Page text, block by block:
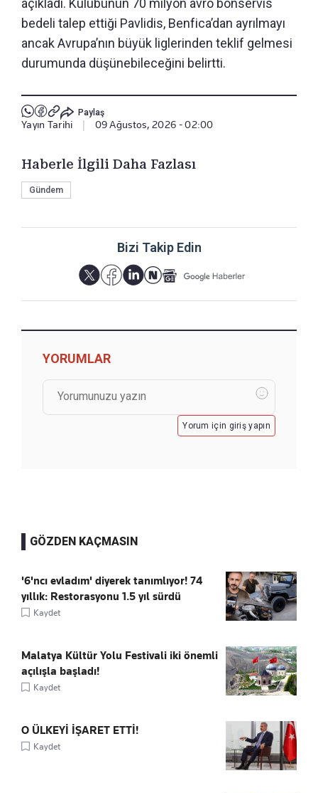
açıkladı. Kulübünün 70 milyon avro bonservis
bedeli talep ettiği Pavlidis, Benfica’dan ayrılmayı
ancak Avrupa’nın büyük liglerinden teklif gelmesi
durumunda düşünebileceğini belirtti.
Paylaş
Yayın Tarihi 09 Ağustos, 2026 - 02:00
Haberle İlgili Daha Fazlası
Gündem
Bizi Takip Edin
YORUMLAR
Yorum için giriş yapın
GÖZDEN KAÇMASIN
'6'ncı evladım' diyerek tanımlıyor! 74
yıllık: Restorasyonu 1.5 yıl sürdü
Kaydet
Malatya Kültür Yolu Festivali iki önemli
açılışla başladı!
Kaydet
O ÜLKEYİ İŞARET ETTİ!
Kaydet